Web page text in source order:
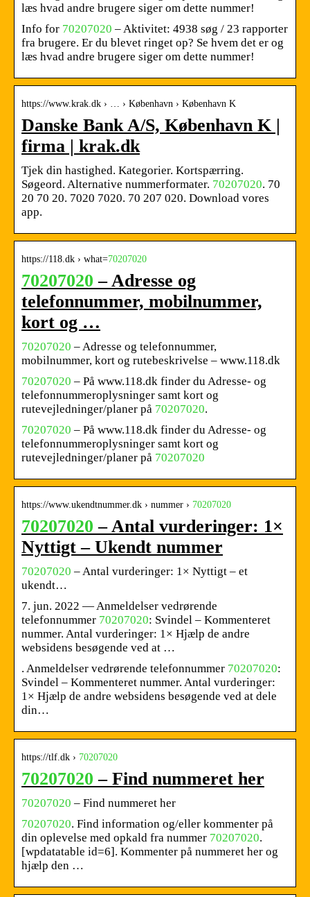
læs hvad andre brugere siger om dette nummer!
Info for 70207020 – Aktivitet: 4938 søg / 23 rapporter
fra brugere. Er du blevet ringet op? Se hvem det er og
læs hvad andre brugere siger om dette nummer!
https://www.krak.dk › … › København › København K
Danske Bank A/S, København K |
firma | krak.dk
Tjek din hastighed. Kategorier. Kortspærring.
Søgeord. Alternative nummerformater. 70207020. 70
20 70 20. 7020 7020. 70 207 020. Download vores
app.
https://118.dk › what=70207020
70207020 – Adresse og
telefonnummer, mobilnummer,
kort og …
70207020 – Adresse og telefonnummer,
mobilnummer, kort og rutebeskrivelse – www.118.dk
70207020 – På www.118.dk finder du Adresse- og
telefonnummeroplysninger samt kort og
rutevejledninger/planer på 70207020.
70207020 – På www.118.dk finder du Adresse- og
telefonnummeroplysninger samt kort og
rutevejledninger/planer på 70207020
https://www.ukendtnummer.dk › nummer › 70207020
70207020 – Antal vurderinger: 1×
Nyttigt – Ukendt nummer
70207020 – Antal vurderinger: 1× Nyttigt – et
ukendt…
7. jun. 2022 — Anmeldelser vedrørende
telefonnummer 70207020: Svindel – Kommenteret
nummer. Antal vurderinger: 1× Hjælp de andre
websidens besøgende ved at …
. Anmeldelser vedrørende telefonnummer 70207020:
Svindel – Kommenteret nummer. Antal vurderinger:
1× Hjælp de andre websidens besøgende ved at dele
din…
https://tlf.dk › 70207020
70207020 – Find nummeret her
70207020 – Find nummeret her
70207020. Find information og/eller kommenter på
din oplevelse med opkald fra nummer 70207020.
[wpdatatable id=6]. Kommenter på nummeret her og
hjælp den …